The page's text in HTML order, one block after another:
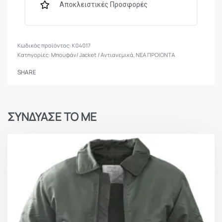
απέναντι στα στοιχεία της φύσης.
Μόνωση 3M® G60
βαθμολογία
Σχεδιασμός χαμηλού προφίλ για layering
Εφαρμογή χωρίς όγκο, βελτιστοποιημένη ώστε
Ανθεκτικό σε άνεμο και υγρασία εξωτερικό
ύφασμα
Προστατεύει από τα καιρικά φαινόμενα,
διατηρώντας παράλληλα αναπνοή για ενεργές
συνθήκες.
Αποκλειστικές Προσφορές
K04017
Κατηγορίες:Μπουφάν/ Jacket / Aντιανεμικά, ΝΕΑ ΠΡΟΙΟΝΤΑ
SHARE
ΣΥΝΔΥΑΣΕ ΤΟ ΜΕ